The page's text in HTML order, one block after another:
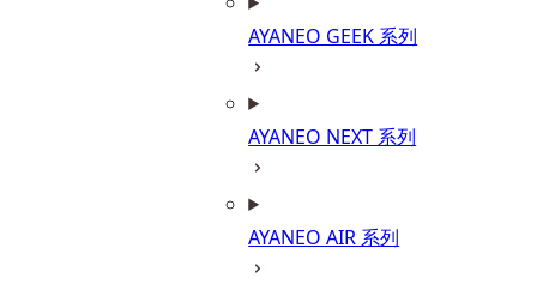
AYANEO GEEK 系列
AYANEO NEXT 系列
AYANEO AIR 系列